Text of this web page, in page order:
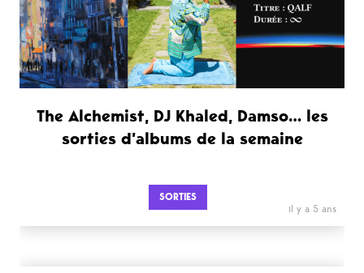
The Alchemist, DJ Khaled, Damso… les
sorties d’albums de la semaine
SORTIES
il y a 5 ans